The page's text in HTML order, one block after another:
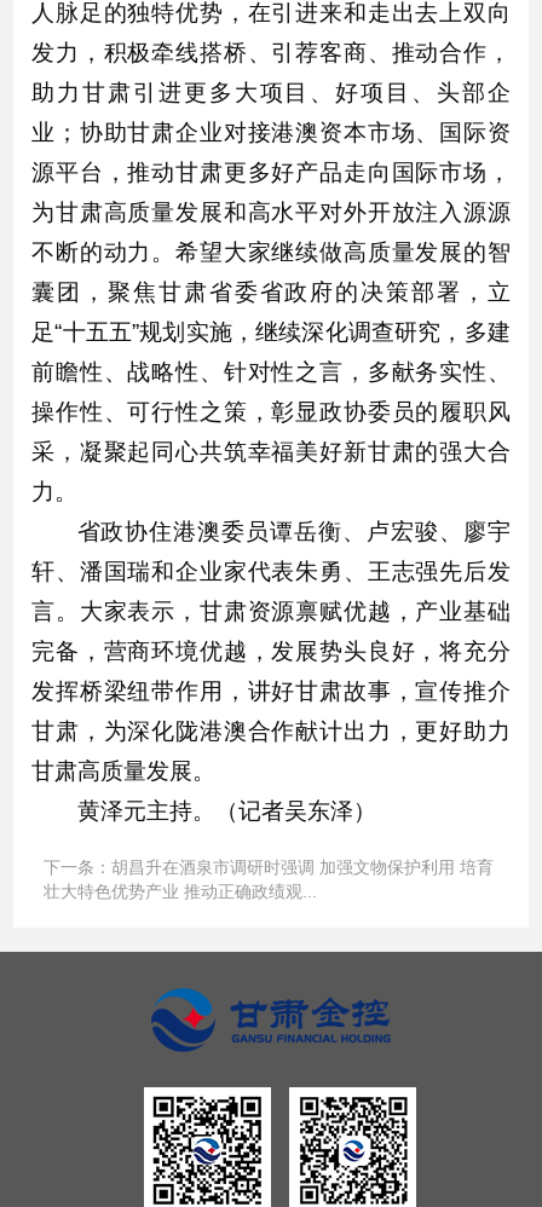
人脉足的独特优势，在引进来和走出去上双向
发力，积极牵线搭桥、引荐客商、推动合作，
助力甘肃引进更多大项目、好项目、头部企
业；协助甘肃企业对接港澳资本市场、国际资
源平台，推动甘肃更多好产品走向国际市场，
为甘肃高质量发展和高水平对外开放注入源源
不断的动力。希望大家继续做高质量发展的智
囊团，聚焦甘肃省委省政府的决策部署，立
足“十五五”规划实施，继续深化调查研究，多建
前瞻性、战略性、针对性之言，多献务实性、
操作性、可行性之策，彰显政协委员的履职风
采，凝聚起同心共筑幸福美好新甘肃的强大合
力。
省政协住港澳委员谭岳衡、卢宏骏、廖宇
轩、潘国瑞和企业家代表朱勇、王志强先后发
言。大家表示，甘肃资源禀赋优越，产业基础
完备，营商环境优越，发展势头良好，将充分
发挥桥梁纽带作用，讲好甘肃故事，宣传推介
甘肃，为深化陇港澳合作献计出力，更好助力
甘肃高质量发展。
黄泽元主持。（记者吴东泽）
下一条：胡昌升在酒泉市调研时强调 加强文物保护利用 培育
壮大特色优势产业 推动正确政绩观...